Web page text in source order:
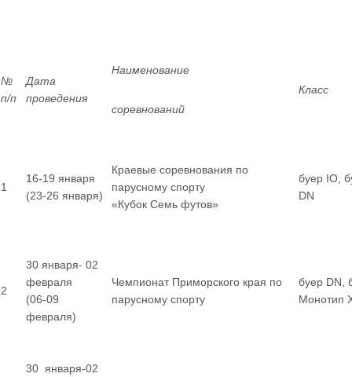
№
п/п
Дата
проведения
Наименование
соревнований
Класс
1
16-19 января
(23-26 января)
Краевые соревнования по
парусному спорту
«Кубок Семь футов»
буер IO,
DN
2
30 января- 02
февраля
(06-09
февраля)
Чемпионат Приморского края по
парусному спорту
буер DN,
Монотип
30 января-02